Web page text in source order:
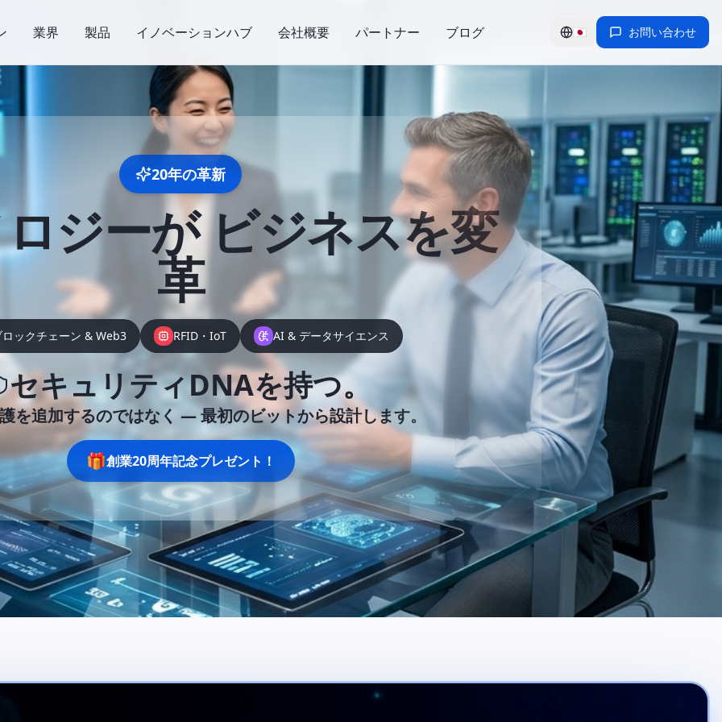
業界 製品 イノベーションハブ 会社概要 パートナー ブログ 🇯🇵 お問い合わせ
20年の革新
ジーがビジネスを変
革
ロックチェーン & Web3 RFID・IoT AI & データサイエンス
セキュリティDNAを持つ。
を追加するのではなく —最初のビットから設計します。
🎁創業20周年記念プレゼント！